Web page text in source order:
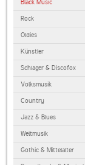
Black Music
Rock
Oldies
Künstler
Schlager & Discofox
Volksmusik
Country
Jazz & Blues
Weltmusik
Gothic & Mittelalter